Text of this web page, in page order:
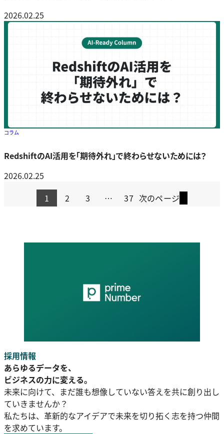
2026.02.25
コラム
RedshiftのAI活用を「期待外れ」で終わらせないためには？
2026.02.25
1
2 3 … 37 次のページ
採用情報
あらゆるデータを、
ビジネスの力に変える。
未来に向けて、まだ誰も想像していない答えを共に創り出し
ていきませんか？
私たちは、革新的なアイデアで未来を切り拓く志を持つ仲間
を求めています。